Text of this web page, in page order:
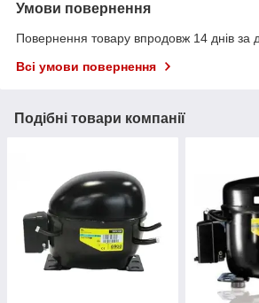
Умови повернення
Повернення товару впродовж 14 днів за
Всі умови повернення
Подібні товари компанії